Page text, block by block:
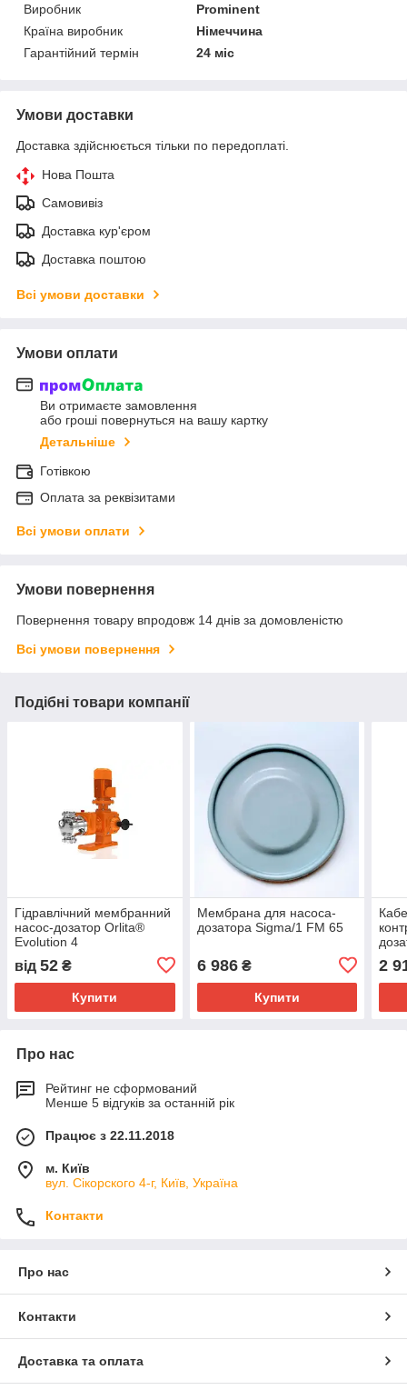
Виробник
Prominent
Країна виробник
Німеччина
Гарантійний термін
24 міс
Умови доставки
Доставка здійснюється тільки по передоплаті.
Нова Пошта
Самовивіз
Доставка кур'єром
Доставка поштою
Всі умови доставки
Умови оплати
Ви отримаєте замовлення
або гроші повернуться на вашу картку
Детальніше
Готівкою
Оплата за реквізитами
Всі умови оплати
Умови повернення
Повернення товару впродовж 14 днів за домовленістю
Всі умови повернення
Подібні товари компанії
Гідравлічний мембранний
насос-дозатор Orlita®
Evolution 4
від 52 ₴
Купити
Мембрана для насоса-
дозатора Sigma/1 FM 65
6 986₴
Купити
2
Про нас
Рейтинг не сформований
Менше 5 відгуків за останній рік
Працює з 22.11.2018
м. Київ
вул. Сікорского 4-г, Київ, Україна
Контакти
Про нас
Контакти
Доставка та оплата